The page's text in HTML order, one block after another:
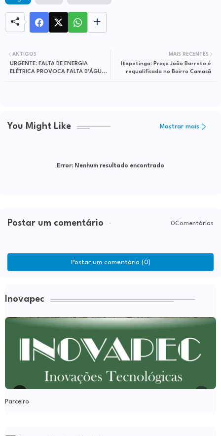
MAIS RECENTES
Itapetinga: Praça João Barreto é
requalificada no Bairro Camacã
ANTIGOS
URGENTE: FALTA DE ENERGIA
ELÉTRICA PROVOCA FALTA D’ÁGUA
You Might Like Mostrar mais
Error: Nenhum resultado encontrado
Postar um comentário 0Comentários
Postar um comentário (0)
Inovapec
Parceiro